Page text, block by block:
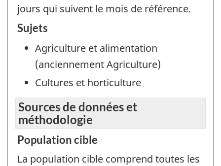
jours qui suivent le mois de référence.
Sujets
Agriculture et alimentation
(anciennement Agriculture)
Cultures et horticulture
Sources de données et
méthodologie
Population cible
La population cible comprend toutes les